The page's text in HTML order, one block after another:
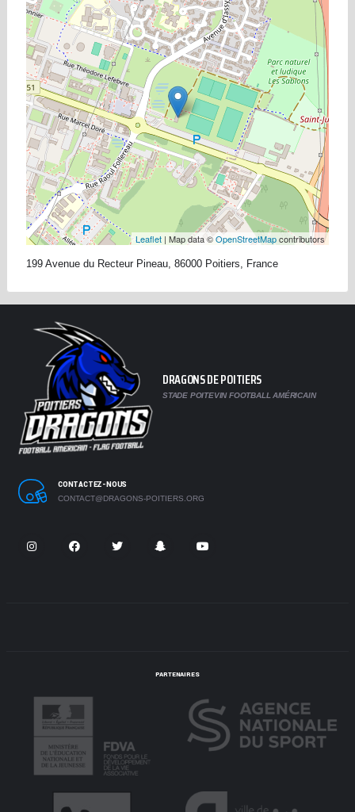
Leaflet | Map data ©OpenStreetMapcontributors
199 Avenue du Recteur Pineau, 86000 Poitiers, France
DRAGONS DE POITIERS
STADE POITEVIN FOOTBALL AMÉRICAIN
CONTACTEZ-NOUS
CONTACT@DRAGONS-POITIERS.ORG
PARTENAIRES